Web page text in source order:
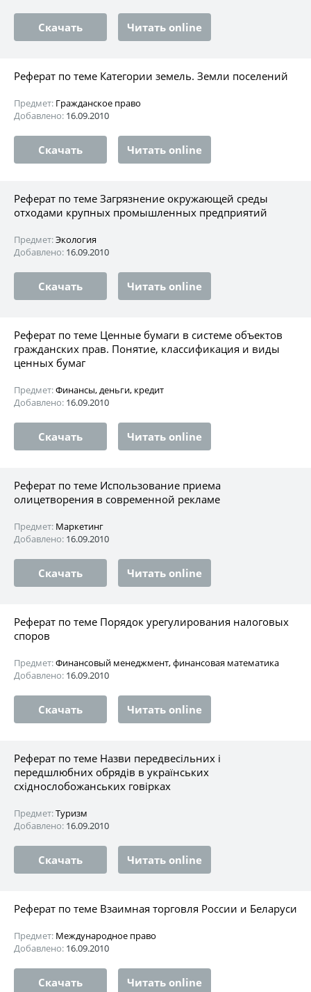
Скачать Читать online
Реферат по теме Категории земель. Земли поселений
Предмет: Гражданское право
Добавлено: 16.09.2010
Скачать Читать online
Реферат по теме Загрязнение окружающей среды
отходами крупных промышленных предприятий
Предмет:Экология
Добавлено: 16.09.2010
Скачать Читать online
Реферат по теме Ценные бумаги в системе объектов
гражданских прав. Понятие, классификация и виды
ценных бумаг
Предмет:Финансы, деньги, кредит
Добавлено: 16.09.2010
Скачать Читать online
Реферат по теме Использование приема
олицетворения в современной рекламе
Предмет: Маркетинг
Добавлено: 16.09.2010
Скачать Читать online
Реферат по теме Порядок урегулирования налоговых
споров
Предмет:Финансовый менеджмент, финансовая математика
Добавлено: 16.09.2010
Скачать Читать online
Реферат по теме Назви передвесільних і
передшлюбних обрядів в українських
східнослобожанських говірках
Предмет:Туризм
Добавлено: 16.09.2010
Скачать Читать online
Реферат по теме Взаимная торговля России и Беларуси
Предмет: Международное право
Добавлено: 16.09.2010
Скачать Читать online